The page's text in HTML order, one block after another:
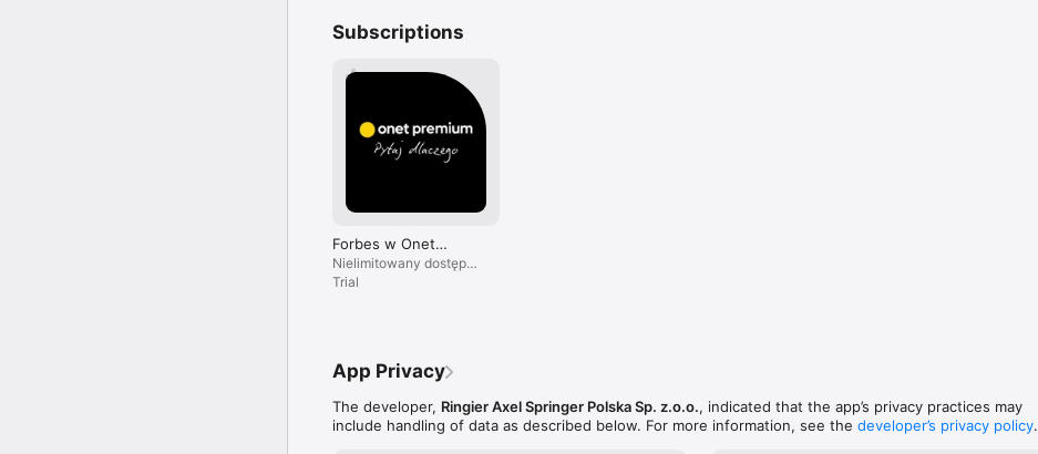
Subscriptions
Forbes w Onet
Premium
Nielimitowany dostęp
do treści i brak reklam.
Trial
App Privacy
The developer, Ringier Axel Springer Polska Sp. z.o.o., indicated that the app’s privacy practices may
include handling of data as described below. For more information, see the developer’s privacy policy.